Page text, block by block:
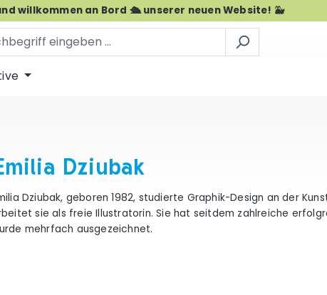
willkommen an Bord 🛳️ unserer neuen Website! 🐳
Dziubak
Dziubak, geboren 1982, studierte Graphik-Design an der
sie als freie Illustratorin. Sie hat seitdem zahlreiche
mehrfach ausgezeichnet.